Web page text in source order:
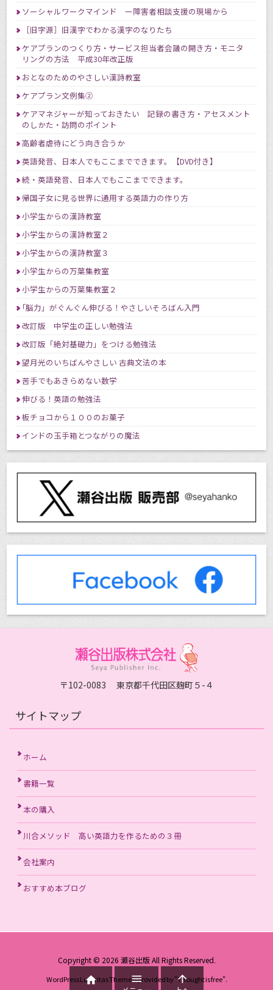
ソーシャルワークマインド ー障害者相談支援の現場から
［旧字源］旧漢字でわかる漢字のなりたち
ケアプランのつくり方・サービス担当者会議の開き方・モニタ
リングの方法 平成30年改正版
おとなのためのやさしい漢詩教室
ケアプラン文例集②
ケアマネジャーが知っておきたい 記録の書き方・アセスメント
のしかた・訪問のポイント
高齢者虐待にどう向き合うか
英語発音、日本人でもここまでできます。【DVD付き】
続・英語発音、日本人でもここまでできます。
帰国子女に見る世界に通用する英語力の作り方
小学生からの漢詩教室
小学生からの漢詩教室２
小学生からの漢詩教室３
小学生からの万葉集教室
小学生からの万葉集教室２
｢脳力」がぐんぐん伸びる！やさしいそろばん入門
改訂版 中学生の正しい勉強法
改訂版「絶対基礎力」をつける勉強法
望月光のいちばんやさしい 古典文法の本
苦手でもあきらめない数学
伸びる！英語の勉強法
板チョコから１００のお菓子
インドの玉手箱とつながりの魔法
〒102-0083 東京都千代田区麹町５-４
サイトマップ
ホーム
書籍一覧
本の購入
川合メソッド 高い英語力を作るための３冊
会社案内
おすすめ本ブログ
Copyright © 2026 瀬谷出版All Rights Reserved.
WordPress Luxeritas Theme is provided by "Thought is free".
  